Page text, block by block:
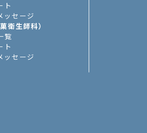
ト
ッセージ
衛生師科）
覧
ト
ッセージ